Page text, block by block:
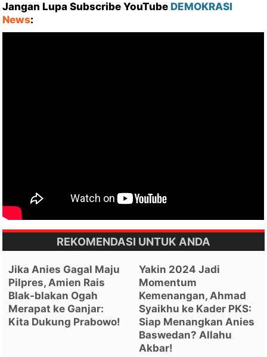
Jangan Lupa Subscribe YouTube DEMOKRASI
News:
REKOMENDASI UNTUK ANDA
Jika Anies Gagal Maju
Pilpres, Amien Rais
Blak-blakan Ogah
Merapat ke Ganjar:
Kita Dukung Prabowo!
Yakin 2024 Jadi
Momentum
Kemenangan, Ahmad
Syaikhu ke Kader PKS:
Siap Menangkan Anies
Baswedan? Allahu
Akbar!